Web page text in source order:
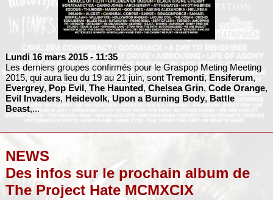
Lundi 16 mars 2015 - 11:35
Les derniers groupes confirmés pour le Graspop Meting Meeting
2015, qui aura lieu du 19 au 21 juin, sont Tremonti, Ensiferum,
Evergrey, Pop Evil, The Haunted, Chelsea Grin, Code Orange,
Evil Invaders, Heidevolk, Upon a Burning Body, Battle
Beast,...
NEWS
Des infos sur le prochain album de
The Project Hate MCMXCIX